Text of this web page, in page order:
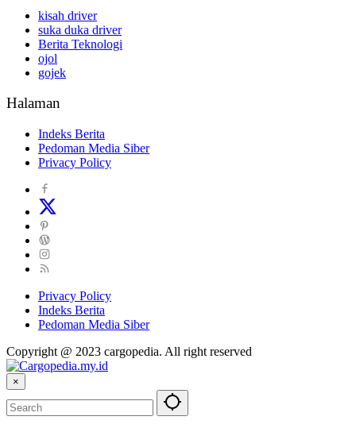
kisah driver
suka duka driver
Berita Teknologi
ojol
gojek
Halaman
Indeks Berita
Pedoman Media Siber
Privacy Policy
Privacy Policy
Indeks Berita
Pedoman Media Siber
Copyright @ 2023 cargopedia. All right reserved
×